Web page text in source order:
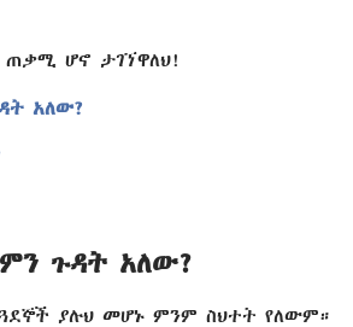
ጠቃሚ ሆኖ ታገኘዋለህ!
አለው?
ጉዳት አለው?
ያሉህ መሆኑ ምንም ስህተት የለውም።